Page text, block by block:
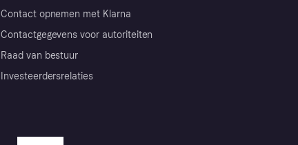
Contact opnemen met Klarna
Contactgegevens voor autoriteiten
Raad van bestuur
Investeerdersrelaties